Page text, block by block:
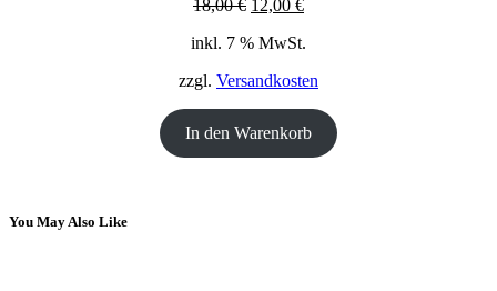
18,00€ Ursprünglicher
war:
12,00 €Aktueller
ist:
inkl. 7 % MwSt.
zzgl. Versandkosten
In den Warenkorb
You May Also Like